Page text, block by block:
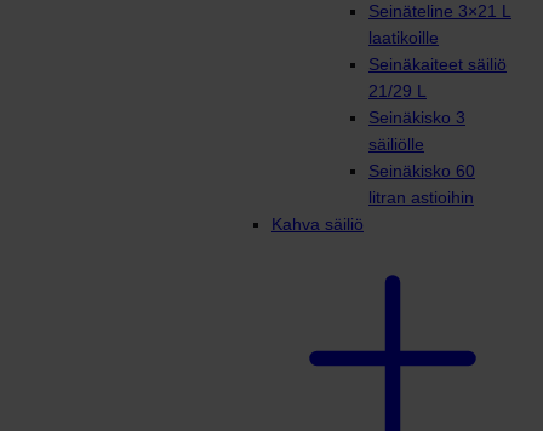
Seinäteline 3×21 L
laatikoille
Seinäkaiteet säiliö
21/29 L
Seinäkisko 3
säiliölle
Seinäkisko 60
litran astioihin
Kahva säiliö